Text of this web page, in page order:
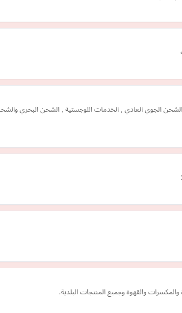
العادي , الخدمات اللوجستية , الشحن البحري والشحن
والمكسرات والقهوة وجميع المنتجات البلدية.